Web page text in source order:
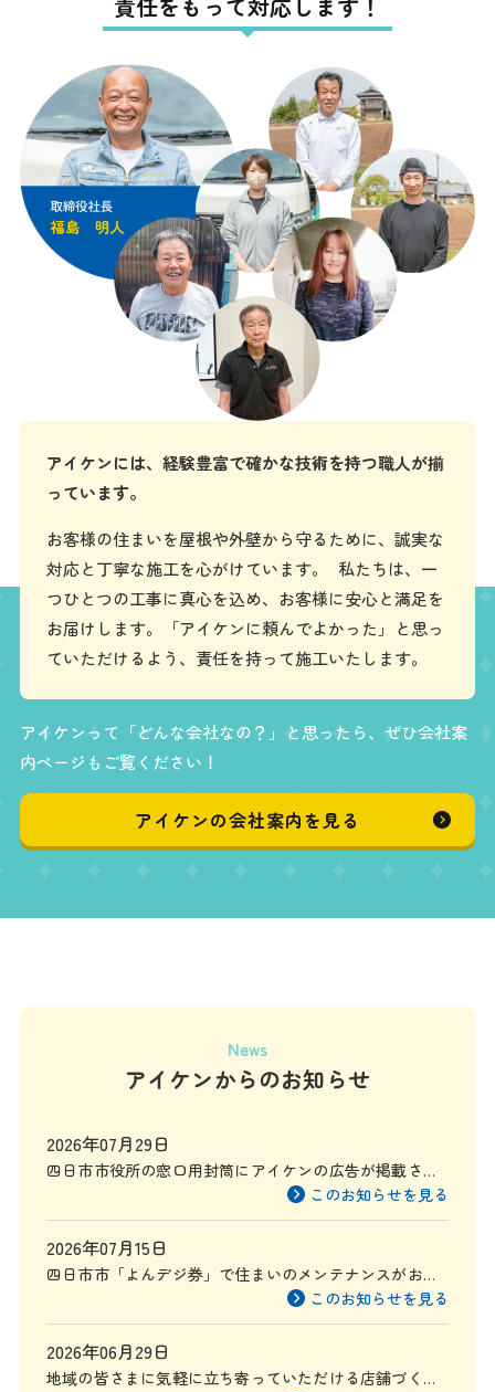
アイケンには、経験豊富で確かな技術を持つ職人が揃
っています。
お客様の住まいを屋根や外壁から守るために、誠実な
対応と丁寧な施工を心がけています。 私たちは、一
つひとつの工事に真心を込め、お客様に安心と満足を
お届けします。「アイケンに頼んでよかった」と思っ
ていただけるよう、責任を持って施工いたします。
アイケンって「どんな会社なの？」と思ったら、ぜひ会社案
内ページもご覧ください！
アイケンの会社案内を見る
News
アイケンからのお知らせ
2026年07月29日
四日市市役所の窓口用封筒にアイケンの広告が掲載され
このお知らせを見る
2026年07月15日
四日市市「よんデジ券」で住まいのメンテナンスがお得
このお知らせを見る
2026年06月29日
地域の皆さまに気軽に立ち寄っていただける店舗づくり